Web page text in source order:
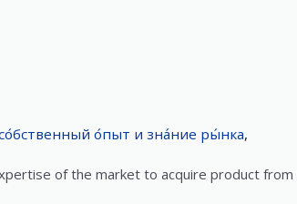
о́пыт и зна́ние ры́нка,
of the market to acquire product from